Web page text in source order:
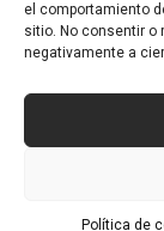
el comportamiento
sitio. No consentir o
negativamente a
Política de
Copyright ©